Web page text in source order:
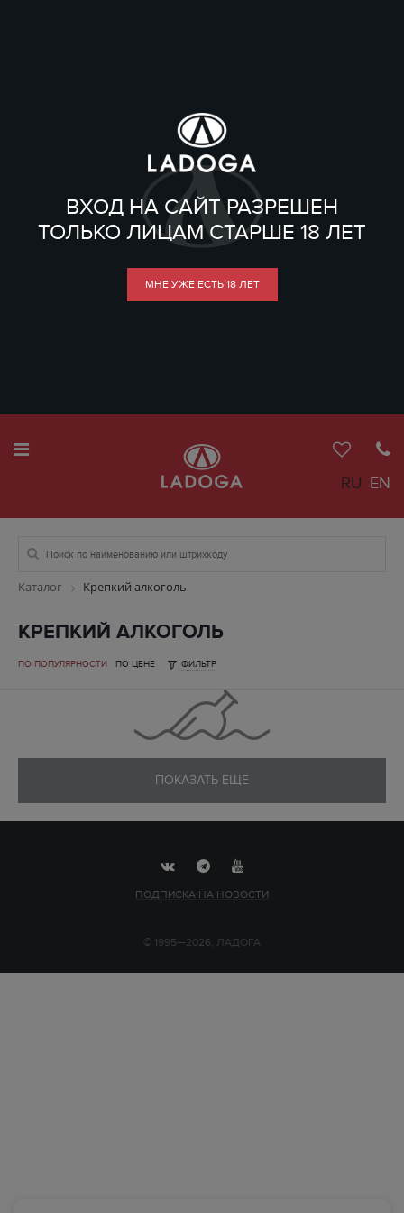
ВХОД НА САЙТ РАЗРЕШЕН
ТОЛЬКО ЛИЦАМ СТАРШЕ 18 ЛЕТ
МНЕ УЖЕ ЕСТЬ 18 ЛЕТ
RU EN
Каталог Крепкий алкоголь
КРЕПКИЙ АЛКОГОЛЬ
ПО ПОПУЛЯРНОСТИ ПО ЦЕНЕ ФИЛЬТР
ПОКАЗАТЬ ЕЩЕ
ПОДПИСКА НА НОВОСТИ
© 1995—2026, ЛАДОГА